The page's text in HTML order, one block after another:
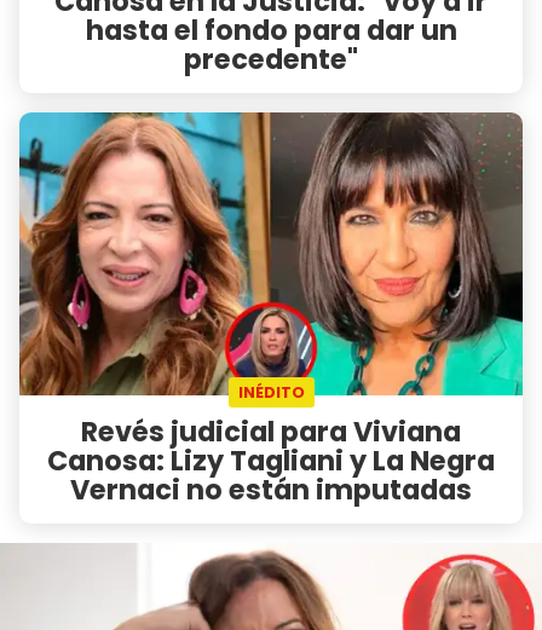
hasta el fondo para dar un
precedente"
INÉDITO
Revés judicial para Viviana
Canosa: Lizy Tagliani y La Negra
Vernaci no están imputadas